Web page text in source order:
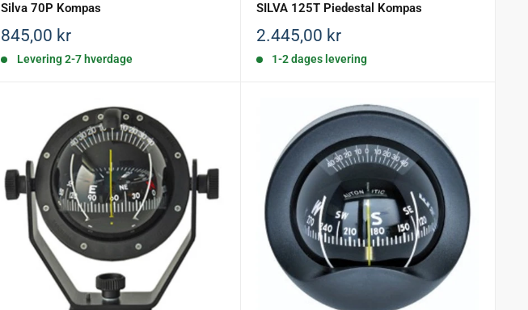
Silva 70P Kompas
Salgspris
845,00 kr
Levering 2-7 hverdage
SILVA 125T Piedestal Kompas
Salgspris
2.445,00 kr
1-2 dages levering